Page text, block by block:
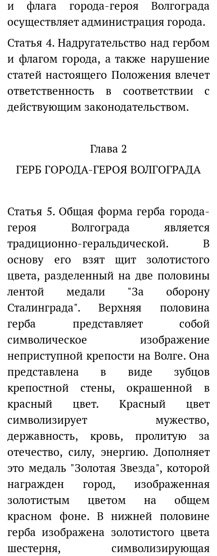
и флага города-героя Волгограда
осуществляет администрация города.
Статья 4. Надругательство над гербом
и флагом города, а также нарушение
статей настоящего Положения влечет
ответственность в соответствии с
действующим законодательством.
Глава 2
ГЕРБ ГОРОДА-ГЕРОЯ ВОЛГОГРАДА
Статья 5. Общая форма герба города-
героя Волгограда является
традиционно-геральдической. В
основу его взят щит золотистого
цвета, разделенный на две половины
лентой медали "За оборону
Сталинграда". Верхняя половина
герба представляет собой
символическое изображение
неприступной крепости на Волге. Она
представлена в виде зубцов
крепостной стены, окрашенной в
красный цвет. Красный цвет
символизирует мужество,
державность, кровь, пролитую за
отечество, силу, энергию. Дополняет
это медаль "Золотая Звезда", которой
награжден город, изображенная
золотистым цветом на общем
красном фоне. В нижней половине
герба изображена золотистого цвета
шестерня, символизирующая